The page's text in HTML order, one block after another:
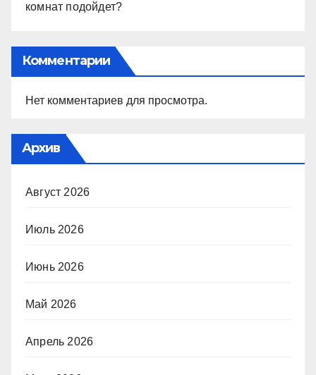
комнат подойдет?
Комментарии
Нет комментариев для просмотра.
Архив
Август 2026
Июль 2026
Июнь 2026
Май 2026
Апрель 2026